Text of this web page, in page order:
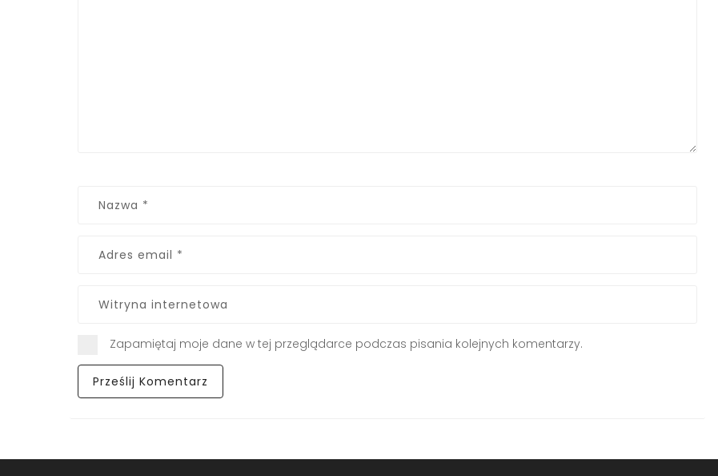
Zapamiętaj moje dane w tej przeglądarce podczas pisania kolejnych komentarzy.